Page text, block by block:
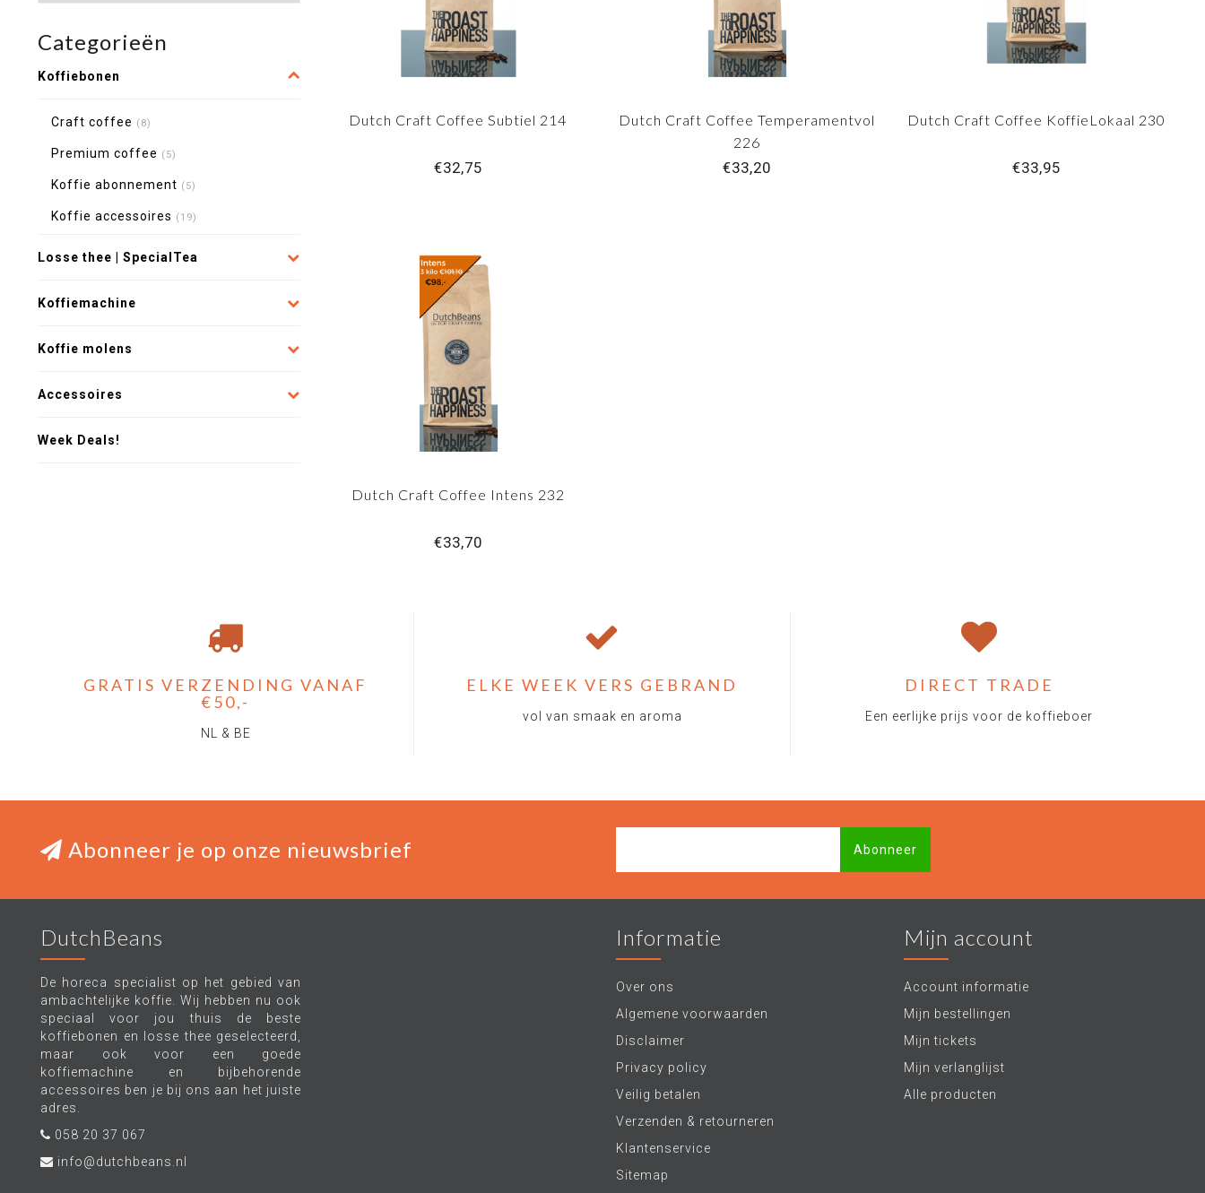
Categorieën
Koffiebonen
Craft coffee (8)
Premium coffee (5)
Koffie abonnement (5)
Koffie accessoires (19)
Losse thee | SpecialTea
Koffiemachine
Koffie molens
Accessoires
Week Deals!
Dutch Craft Coffee Subtiel 214
€32,75
Dutch Craft Coffee Temperamentvol
226
€33,20
Dutch Craft Coffee KoffieLokaal 230
€33,95
Dutch Craft Coffee Intens 232
€33,70
GRATIS VERZENDING VANAF
€50,-
NL & BE
ELKE WEEK VERS GEBRAND
vol van smaak en aroma
DIRECT TRADE
Een eerlijke prijs voor de koffieboer
Abonneer je op onze nieuwsbrief Abonneer
DutchBeans
De horeca specialist op het gebied van
ambachtelijke koffie. Wij hebben nu ook
speciaal voor jou thuis de beste
koffiebonen en losse thee geselecteerd,
maar ook voor een goede
koffiemachine en bijbehorende
accessoires ben je bij ons aan het juiste
adres.
058 20 37 067
info@dutchbeans.nl
Informatie
Over ons
Algemene voorwaarden
Disclaimer
Privacy policy
Veilig betalen
Verzenden & retourneren
Klantenservice
Sitemap
Mijn account
Account informatie
Mijn bestellingen
Mijn tickets
Mijn verlanglijst
Alle producten